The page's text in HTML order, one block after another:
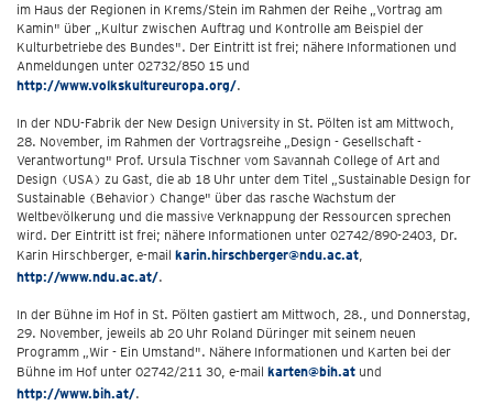
im Haus der Regionen in Krems/Stein im Rahmen der Reihe „Vortrag am
Kamin" über „Kultur zwischen Auftrag und Kontrolle am Beispiel der
Kulturbetriebe des Bundes". Der Eintritt ist frei; nähere Informationen und
Anmeldungen unter 02732/850 15 und
http://www.volkskultureuropa.org/.
In der NDU-Fabrik der New Design University in St. Pölten ist am Mittwoch,
28. November, im Rahmen der Vortragsreihe „Design - Gesellschaft -
Verantwortung" Prof. Ursula Tischner vom Savannah College of Art and
Design (USA) zu Gast, die ab 18 Uhr unter dem Titel „Sustainable Design for
Sustainable (Behavior) Change" über das rasche Wachstum der
Weltbevölkerung und die massive Verknappung der Ressourcen sprechen
wird. Der Eintritt ist frei; nähere Informationen unter 02742/890-2403, Dr.
Karin Hirschberger, e-mail karin.hirschberger@ndu.ac.at,
http://www.ndu.ac.at/.
In der Bühne im Hof in St. Pölten gastiert am Mittwoch, 28., und Donnerstag,
29. November, jeweils ab 20 Uhr Roland Düringer mit seinem neuen
Programm „Wir - Ein Umstand". Nähere Informationen und Karten bei der
Bühne im Hof unter 02742/211 30, e-mail karten@bih.at und
http://www.bih.at/.